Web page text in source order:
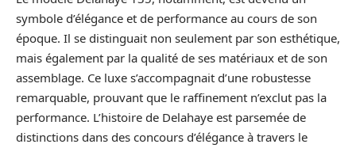
symbole d’élégance et de performance au cours de son
époque. Il se distinguait non seulement par son esthétique,
mais également par la qualité de ses matériaux et de son
assemblage. Ce luxe s’accompagnait d’une robustesse
remarquable, prouvant que le raffinement n’exclut pas la
performance. L’histoire de Delahaye est parsemée de
distinctions dans des concours d’élégance à travers le